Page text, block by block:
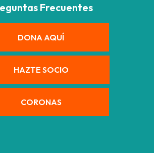
Frecuentes
DONA AQUÍ
HAZTE SOCIO
CORONAS